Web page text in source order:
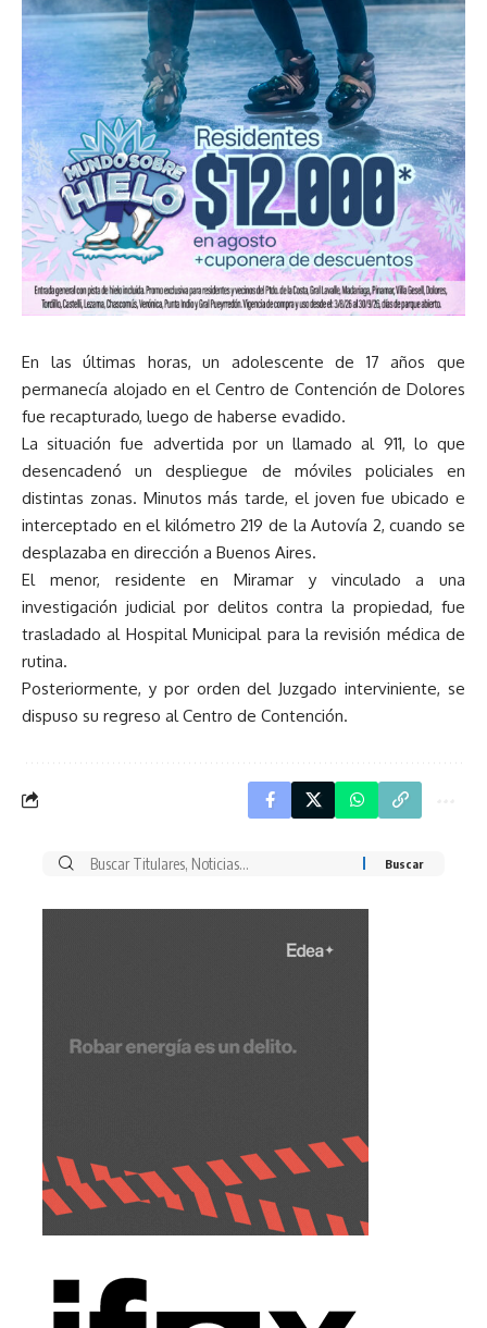
En las últimas horas, un adolescente de 17 años que
permanecía alojado en el Centro de Contención de Dolores
fue recapturado, luego de haberse evadido.
La situación fue advertida por un llamado al 911, lo que
desencadenó un despliegue de móviles policiales en
distintas zonas. Minutos más tarde, el joven fue ubicado e
interceptado en el kilómetro 219 de la Autovía 2, cuando se
desplazaba en dirección a Buenos Aires.
El menor, residente en Miramar y vinculado a una
investigación judicial por delitos contra la propiedad, fue
trasladado al Hospital Municipal para la revisión médica de
rutina.
Posteriormente, y por orden del Juzgado interviniente, se
dispuso su regreso al Centro de Contención.
Buscar